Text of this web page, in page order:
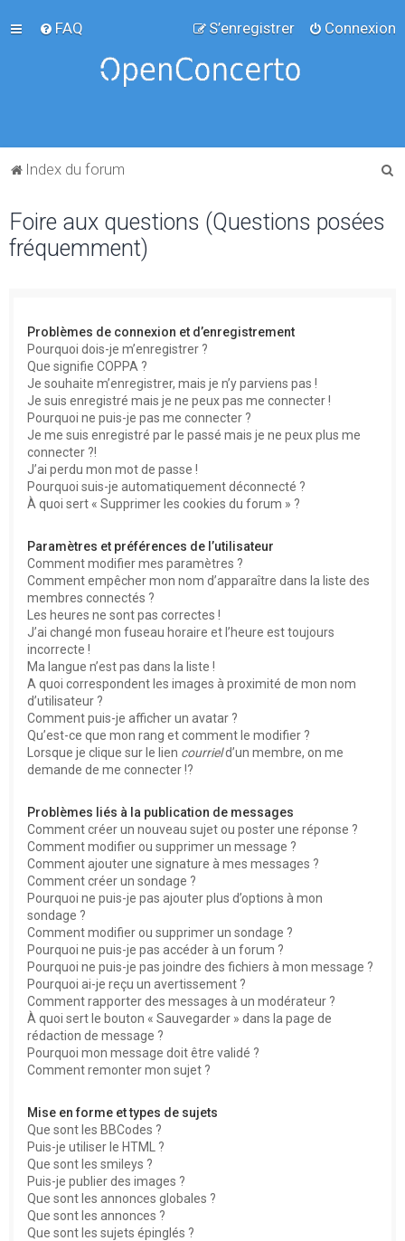
FAQ Connexion
S’enregistrer
Index du forum
Foire aux questions (Questions posées
fréquemment)
Problèmes de connexion et d’enregistrement
Pourquoi dois-je m’enregistrer ?
Que signifie COPPA ?
Je souhaite m’enregistrer, mais je n’y parviens pas !
Je suis enregistré mais je ne peux pas me connecter !
Pourquoi ne puis-je pas me connecter ?
Je me suis enregistré par le passé mais je ne peux plus me
connecter ?!
J’ai perdu mon mot de passe !
Pourquoi suis-je automatiquement déconnecté ?
À quoi sert « Supprimer les cookies du forum » ?
Paramètres et préférences de l’utilisateur
Comment modifier mes paramètres ?
Comment empêcher mon nom d’apparaître dans la liste des
membres connectés ?
Les heures ne sont pas correctes !
J’ai changé mon fuseau horaire et l’heure est toujours
incorrecte !
Ma langue n’est pas dans la liste !
A quoi correspondent les images à proximité de mon nom
d’utilisateur ?
Comment puis-je afficher un avatar ?
Qu’est-ce que mon rang et comment le modifier ?
Lorsque je clique sur le lien courrield’un membre, on me
demande de me connecter !?
Problèmes liés à la publication de messages
Comment créer un nouveau sujet ou poster une réponse ?
Comment modifier ou supprimer un message ?
Comment ajouter une signature à mes messages ?
Comment créer un sondage ?
Pourquoi ne puis-je pas ajouter plus d’options à mon
sondage ?
Comment modifier ou supprimer un sondage ?
Pourquoi ne puis-je pas accéder à un forum ?
Pourquoi ne puis-je pas joindre des fichiers à mon message ?
Pourquoi ai-je reçu un avertissement ?
Comment rapporter des messages à un modérateur ?
À quoi sert le bouton « Sauvegarder » dans la page de
rédaction de message ?
Pourquoi mon message doit être validé ?
Comment remonter mon sujet ?
Mise en forme et types de sujets
Que sont les BBCodes ?
Puis-je utiliser le HTML ?
Que sont les smileys ?
Puis-je publier des images ?
Que sont les annonces globales ?
Que sont les annonces ?
Que sont les sujets épinglés ?